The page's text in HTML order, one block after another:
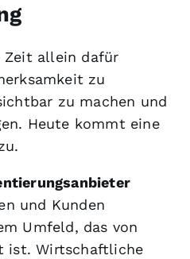
Zeit allein dafür
zu
zu machen und
Heute kommt eine
und Kunden
Umfeld, das von
ist. Wirtschaftliche